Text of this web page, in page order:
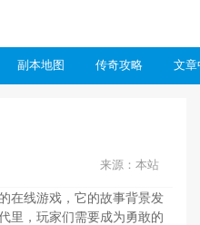
副本地图 传奇攻略 文章
来源：本站
在线游戏，它的故事背景发
里，玩家们需要成为勇敢的